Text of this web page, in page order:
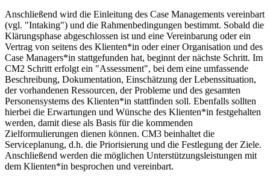
Anschließend wird die Einleitung des Case Managements vereinbart
(vgl. "Intaking") und die Rahmenbedingungen bestimmt. Sobald die
Klärungsphase abgeschlossen ist und eine Vereinbarung oder ein
Vertrag von seitens des Klienten*in oder einer Organisation und des
Case Managers*in stattgefunden hat, beginnt der nächste Schritt. Im
CM2 Schritt erfolgt ein "Assessment", bei dem eine umfassende
Beschreibung, Dokumentation, Einschätzung der Lebenssituation,
der vorhandenen Ressourcen, der Probleme und des gesamten
Personensystems des Klienten*in stattfinden soll. Ebenfalls sollten
hierbei die Erwartungen und Wünsche des Klienten*in festgehalten
werden, damit diese als Basis für die kommenden
Zielformulierungen dienen können. CM3 beinhaltet die
Serviceplanung, d.h. die Priorisierung und die Festlegung der Ziele.
Anschließend werden die möglichen Unterstützungsleistungen mit
dem Klienten*in besprochen und vereinbart.